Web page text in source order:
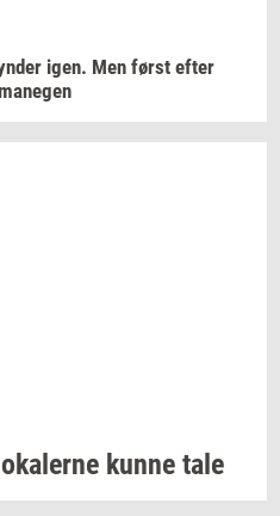
igen. Men først efter
kunne tale